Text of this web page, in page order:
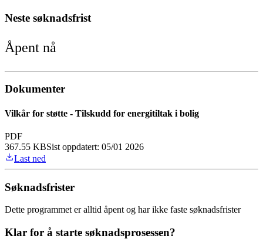
Neste søknadsfrist
Åpent nå
Dokumenter
Vilkår for støtte - Tilskudd for energitiltak i bolig
PDF
367.55 KBSist oppdatert: 05/01 2026
Last ned
Søknadsfrister
Dette programmet er alltid åpent og har ikke faste søknadsfrister
Klar for å starte søknadsprosessen?